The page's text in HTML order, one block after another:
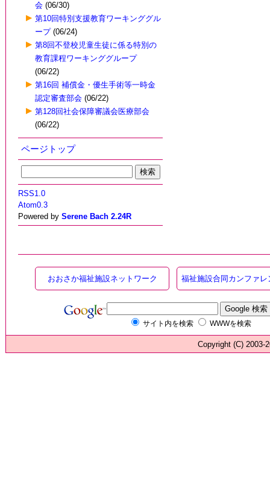
会 (06/30)
第10回特別支援教育ワーキンググル
ープ(06/24)
第8回不登校児童生徒に係る特別の
教育課程ワーキンググループ
(06/22)
第16回 補償金・優生手術等一時金
認定審査部会 (06/22)
第128回社会保障審議会医療部会
(06/22)
ページトップ
RSS1.0
Atom0.3
Powered by Serene Bach 2.24R
おおさか福祉施設ネットワーク 福祉施設合同カンファレ
サイト内を検索 WWWを検索
Copyright (C) 2003-